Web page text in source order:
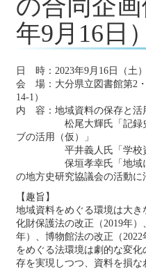
の合同企
年9月16日）
日 時：2023年9月16日（土）
会 場：大分県立図書館第2・
14-1）
内 容：地域資料の保存と
松尾大輝氏「記録
ブの活用（仮）」
平井義人氏「学校
保垣孝幸氏「地
の地方史研究協議会の活動に
【趣旨】
地域資料をめぐる環境は大
化財保護法の改正（2019年
年）、博物館法の改正（
をめぐる法環境は劇的な変
存を実現しつつ、資料を損